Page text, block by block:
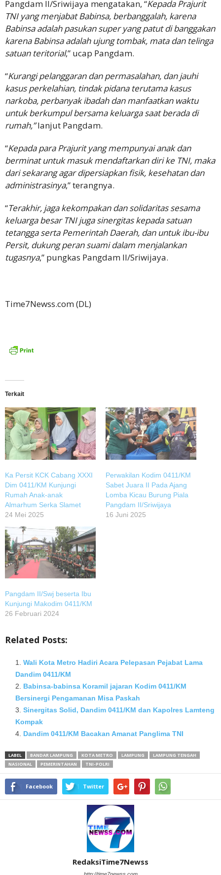
Pangdam II/Sriwijaya mengatakan, “Kepada Prajurit
TNI yang menjabat Babinsa, berbanggalah, karena
Babinsa adalah pasukan super yang patut di banggakan
karena Babinsa adalah ujung tombak, mata dan telinga
satuan teritorial,” ucap Pangdam.
“Kurangi pelanggaran dan permasalahan, dan jauhi
kasus perkelahian, tindak pidana terutama kasus
narkoba, perbanyak ibadah dan manfaatkan waktu
untuk berkumpul bersama keluarga saat berada di
rumah,”lanjut Pangdam.
“Kepada para Prajurit yang mempunyai anak dan
berminat untuk masuk mendaftarkan diri ke TNI, maka
dari sekarang agar dipersiapkan fisik, kesehatan dan
administrasinya,” terangnya.
“Terakhir, jaga kekompakan dan solidaritas sesama
keluarga besar TNI juga sinergitas kepada satuan
tetangga serta Pemerintah Daerah, dan untuk ibu-ibu
Persit, dukung peran suami dalam menjalankan
tugasnya,” pungkas Pangdam II/Sriwijaya.
Time7Newss.com (DL)
Terkait
Ka Persit KCK Cabang XXXI
Dim 0411/KM Kunjungi
Rumah Anak-anak
Almarhum Serka Slamet
24 Mei 2025
Perwakilan Kodim 0411/KM
Sabet Juara II Pada Ajang
Lomba Kicau Burung Piala
Pangdam II/Sriwijaya
16 Juni 2025
Pangdam II/Swj beserta Ibu
Kunjungi Makodim 0411/KM
26 Februari 2024
Related Posts:
Wali Kota Metro Hadiri Acara Pelepasan Pejabat Lama
Dandim 0411/KM
Babinsa-babinsa Koramil jajaran Kodim 0411/KM
Bersinergi Pengamanan Misa Paskah
Sinergitas Solid, Dandim 0411/KM dan Kapolres Lamteng
Kompak
Dandim 0411/KM Bacakan Amanat Panglima TNI
LABEL BANDAR LAMPUNG KOTA METRO LAMPUNG
LAMPUNG TENGAH
NASIONAL
PEMERINTAHAN TNI-POLRI
Facebook Twitter
RedaksiTime7Newss